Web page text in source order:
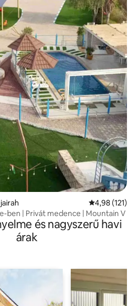
Átlagos
4,98 (121)
ben | Privát medence | Mountain V
és nagyszerű havi
árak